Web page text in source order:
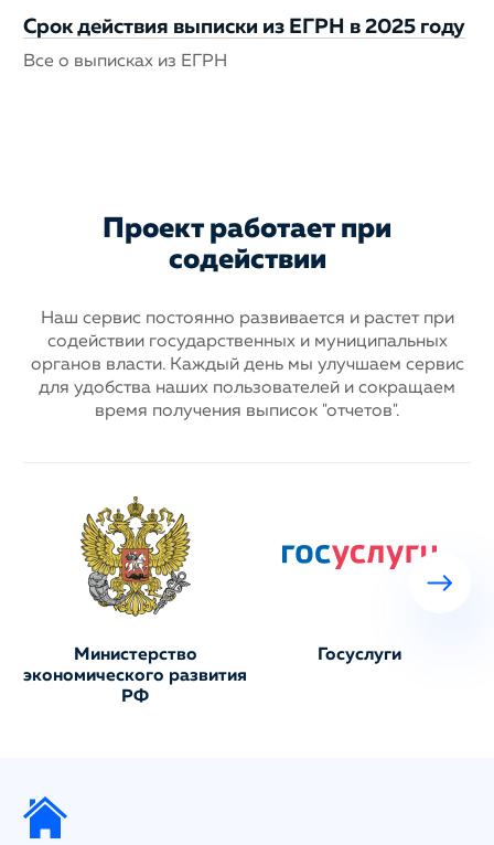
Срок действия выписки из ЕГРН в 2025 году
Все о выписках из ЕГРН
Проект работает при
содействии
Наш сервис постоянно развивается и растет при
содействии государственныхи муниципальных
органов власти. Каждый день мы улучшаем сервис
для удобства наших пользователей и сокращаем
время получения выписок "отчетов".
Министерство
экономического развития
РФ
Госуслуги